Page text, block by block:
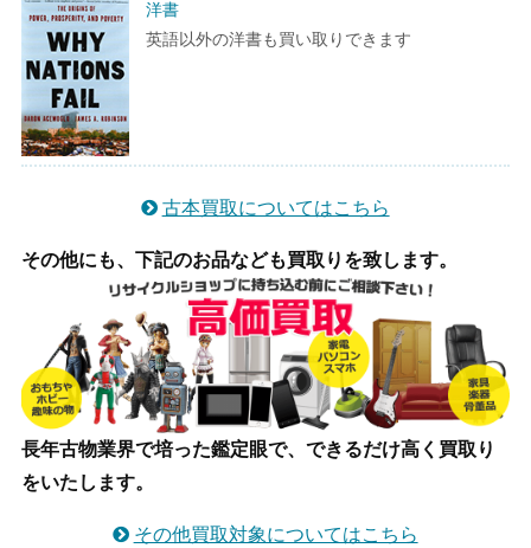
洋書
英語以外の洋書も買い取りできます
古本買取についてはこちら
その他にも、下記のお品なども買取りを致します。
長年古物業界で培った鑑定眼で、できるだけ高く買取り
をいたします。
その他買取対象についてはこちら